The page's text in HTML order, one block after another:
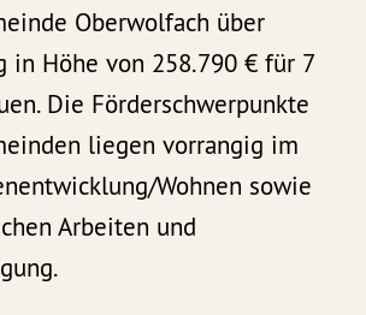
Oberwolfach über
in Höhe von 258.790 € für 7
Die Förderschwerpunkte
liegen vorrangig im
Wohnen sowie
Arbeiten und